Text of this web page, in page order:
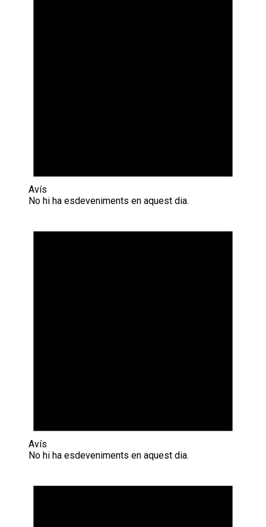
Avís
No hi ha esdeveniments en aquest dia.
Avís
No hi ha esdeveniments en aquest dia.